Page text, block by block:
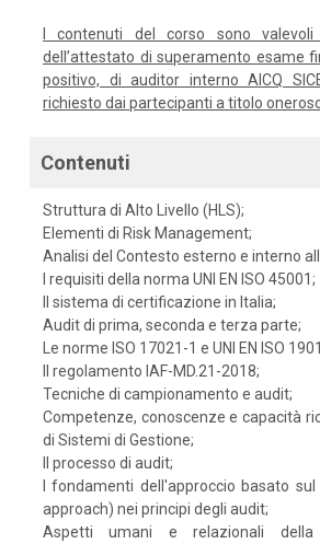
I contenuti del corso sono
dell’attestato di superamento esame
positivo, di auditor interno AICQ
richiesto dai partecipanti a titolo
Contenuti
Struttura di Alto Livello (HLS);
Elementi di Risk Management;
Analisi del Contesto esterno e interno
I requisiti della norma UNI EN ISO 45001;
Il sistema di certificazione in Italia;
Audit di prima, seconda e terza parte;
Le norme ISO 17021-1 e UNI EN ISO
Il regolamento IAF-MD.21-2018;
Tecniche di campionamento e audit;
Competenze, conoscenze e capacità
di Sistemi di Gestione;
Il processo di audit;
I fondamenti dell'approccio basato
approach) nei principi degli audit;
Aspetti umani e relazionali